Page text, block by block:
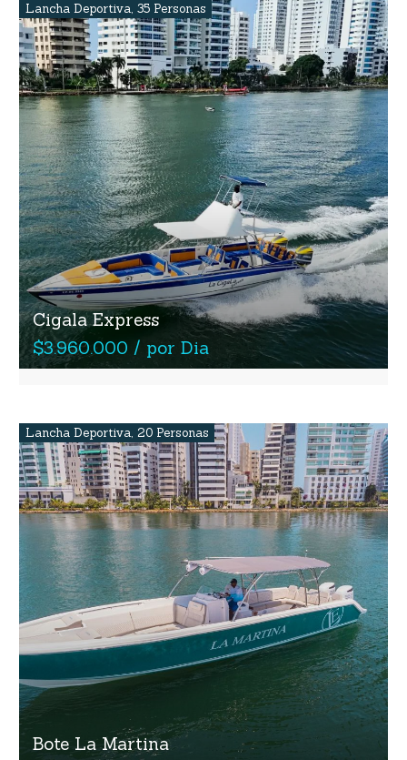
Lancha Deportiva, 35 Personas
Cigala Express
$3.960.000 / por Dia
Lancha Deportiva, 20 Personas
Bote La Martina